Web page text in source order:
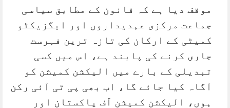
موقف دیا ہے کہ قانون کے مطابق سیاسی
جماعت مرکزی عہدیداروں اور ایگزیکٹو
کمیٹی کے ارکان کی تازہ ترین فہرست
جاری کرنے کی پابند ہے، اس میں کسی
تبدیلی کے بارے میں الیکشن کمیشن کو
آگاہ کیا جائے گا، اب بھی پی ٹی آئی رکن
ہوں، الیکشن کمیشن آف پاکستان اور